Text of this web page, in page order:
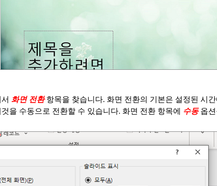
화면 전환항목을 찾습니다. 화면 전환의 기본은 설정된 시
것을 수동으로 전환할 수 있습니다. 화면 전환 항목에 수동 옵